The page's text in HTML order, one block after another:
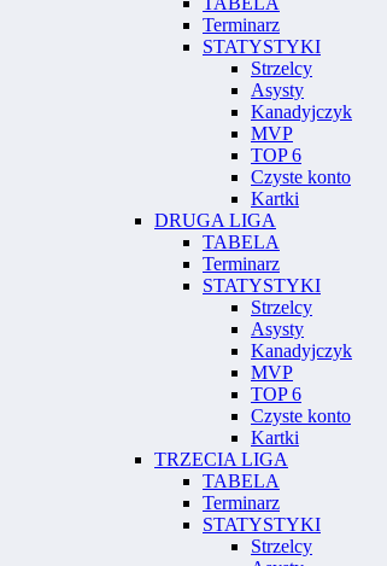
Terminarz
STATYSTYKI
Strzelcy
Asysty
Kanadyjczyk
MVP
TOP 6
Czyste konto
Kartki
DRUGA LIGA
TABELA
Terminarz
STATYSTYKI
Strzelcy
Asysty
Kanadyjczyk
MVP
TOP 6
Czyste konto
Kartki
TRZECIA LIGA
TABELA
Terminarz
STATYSTYKI
Strzelcy